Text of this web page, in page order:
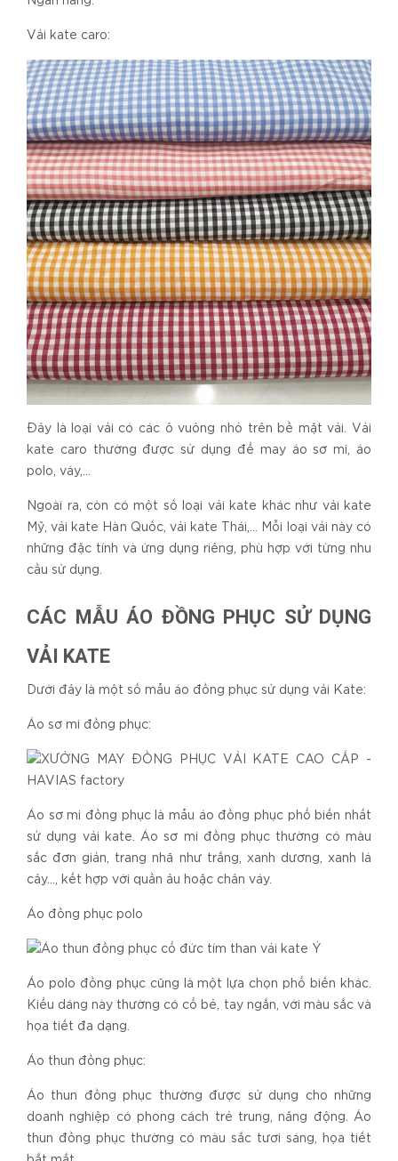
Vải kate caro:
Đây là loại vải có các ô vuông nhỏ trên bề mặt vải. Vải
kate caro thường được sử dụng để may áo sơ mi, áo
polo, váy,…
Ngoài ra, còn có một số loại vải kate khác như vải kate
Mỹ, vải kate Hàn Quốc, vải kate Thái,… Mỗi loại vải này có
những đặc tính và ứng dụng riêng, phù hợp với từng nhu
cầu sử dụng.
CÁC MẪU ÁO ĐỒNG PHỤC SỬ DỤNG
VẢI KATE
Dưới đây là một số mẫu áo đồng phục sử dụng vải Kate:
Áo sơ mi đồng phục:
Áo sơ mi đồng phục là mẫu áo đồng phục phổ biến nhất
sử dụng vải kate. Áo sơ mi đồng phục thường có màu
sắc đơn giản, trang nhã như trắng, xanh dương, xanh lá
cây…, kết hợp với quần âu hoặc chân váy.
Áo đồng phục polo
Áo polo đồng phục cũng là một lựa chọn phổ biến khác.
Kiểu dáng này thường có cổ bẻ, tay ngắn, với màu sắc và
họa tiết đa dạng.
Áo thun đồng phục:
Áo thun đồng phục thường được sử dụng cho những
doanh nghiệp có phong cách trẻ trung, năng động. Áo
thun đồng phục thường có màu sắc tươi sáng, họa tiết